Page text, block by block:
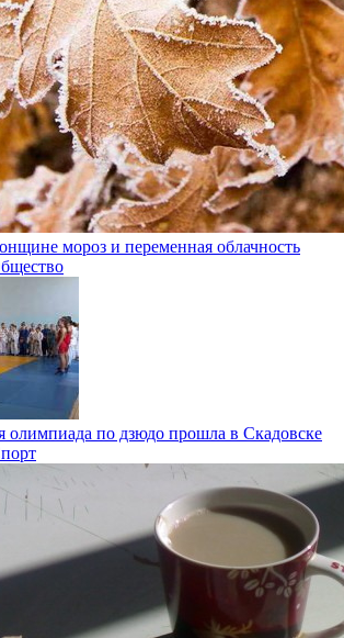
мороз и переменная облачность
олимпиада по дзюдо прошла в Скадовске